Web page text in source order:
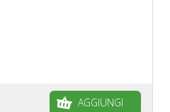
AGGIUNGI